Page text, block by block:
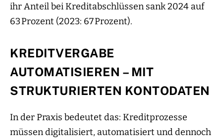
ihr Anteil bei Kreditabschlüssen sank 2024 auf
63 Prozent (2023: 67 Prozent).
KREDITVERGABE
AUTOMATISIEREN – MIT
STRUKTURIERTEN KONTODATEN
In der Praxis bedeutet das: Kreditprozesse
müssen digitalisiert, automatisiert und dennoch